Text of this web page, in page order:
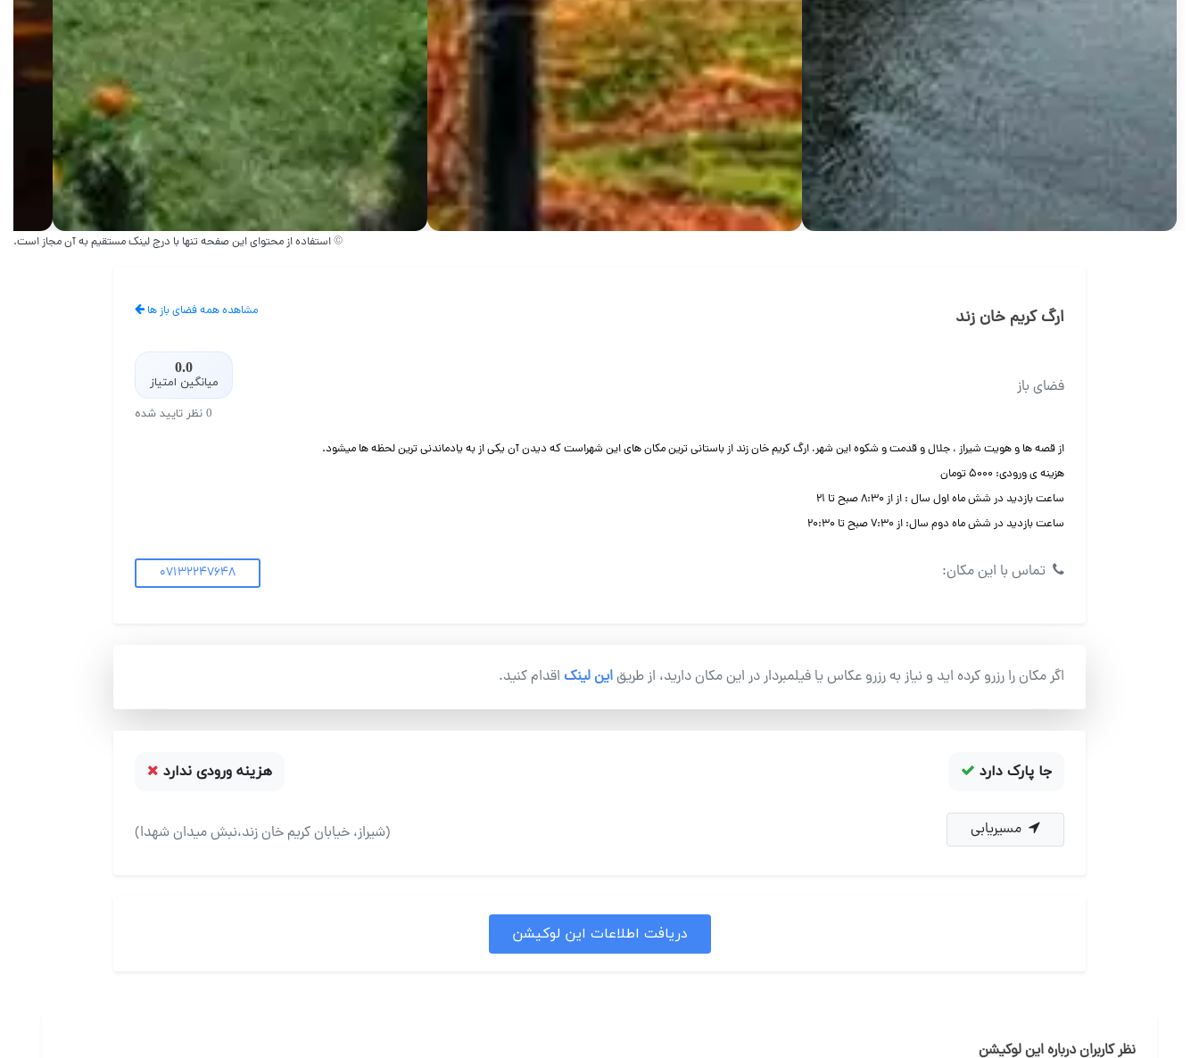
© استفاده از محتوای این صفحه تنها با درج لینک مستقیم به آن مجاز است.
ارگ کریم خان زند مشاهده همه فضای باز ها
فضای باز
0.0
میانگین امتیاز
0 نظر تایید شده
از قصه ها و هویت شیراز ، جلال و قدمت و شکوه این شهر، ارگ کریم خان زند از باستانی ترین مکان های این شهراست که دیدن آن یکی از به یادماندنی ترین لحظه ها میشود.
هزینه ی ورودی: ۵۰۰۰ تومان
ساعت بازدید در شش ماه اول سال : از از ۸:۳۰ صبح تا ۲۱
ساعت بازدید در شش ماه دوم سال: از ۷:۳۰ صبح تا ۲۰:۳۰
تماس با این مکان: 07132247648
اگر مکان را رزرو کرده اید و نیاز به رزرو عکاس یا فیلمبردار در این مکان دارید، از طریقاین لینک اقدام کنید.
جا پارک دارد هزینه ورودی ندارد
مسیریابی (شیراز، خیابان کریم خان زند،نبش میدان شهدا)
دریافت اطلاعات این لوکیشن
نظر کاربران درباره این لوکیشن